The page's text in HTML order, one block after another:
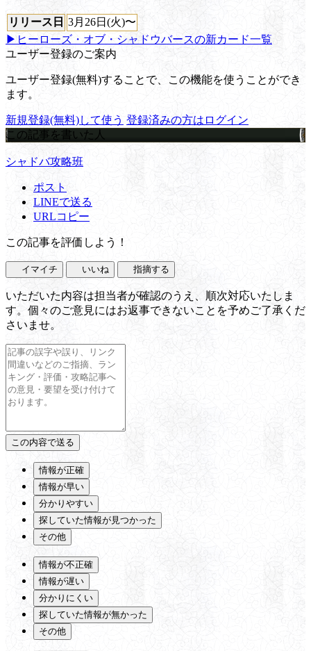
リリース日 3月26日(火)〜
▶ヒーローズ・オブ・シャドウバースの新カード一覧
ユーザー登録のご案内
ユーザー登録(無料)することで、この機能を使うことができ
ます。
新規登録(無料)して使う 登録済みの方はログイン
この記事を書いた人
シャドバ攻略班
ポスト
LINEで送る
URLコピー
この記事を評価しよう！
イマイチ いいね 指摘する
いただいた内容は担当者が確認のうえ、順次対応いたしま
す。個々のご意見にはお返事できないことを予めご了承くだ
さいませ。
情報が正確
情報が早い
分かりやすい
探していた情報が見つかった
その他
情報が不正確
情報が遅い
分かりにくい
探していた情報が無かった
その他